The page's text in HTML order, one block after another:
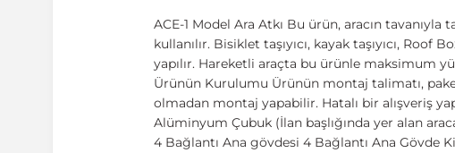
ACE-1 Model Ara Atkı Bu ürün, aracın
kullanılır. Bisiklet taşıyıcı, kayak taşıyıcı,
yapılır. Hareketli araçta bu ürünle maksimum
Ürünün Kurulumu Ürünün montaj talimatı,
olmadan montaj yapabilir. Hatalı bir alışveriş
Alüminyum Çubuk (İlan başlığında yer alan
4 Bağlantı Ana gövdesi 4 Bağlantı Ana Gövde